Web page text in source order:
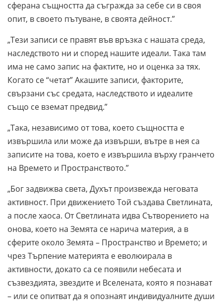
сферана същността да съгражда за себе си в своя
опит, в своето пътуване, в своята дейност.”
„Тези записи се правят във връзка с нашата среда,
наследството ни и според нашите идеали. Така там
има не само запис на фактите, но и оценка за тях.
Когато се “четат” Акашите записи, факторите,
свързани със средата, наследството и идеалите
също се вземат предвид.”
„Така, независимо от това, което същността е
извършила или може да извърши, вътре в нея са
записите на това, което е извършила върху гранчето
на Времето и Пространството.”
„Бог задвижва света, Духът произвежда неговата
активност. При движението Той създава Светлината,
а после хаоса. От Светлината идва Сътворението на
онова, което на Земята се нарича материя, а в
сферите около Земята – Пространство и Времето; и
чрез Търпение материята е еволюирала в
активности, докато са се появили небесата и
съзвездията, звездите и Вселената, която я познават
– или се опитват да я опознаят индивидуалните души